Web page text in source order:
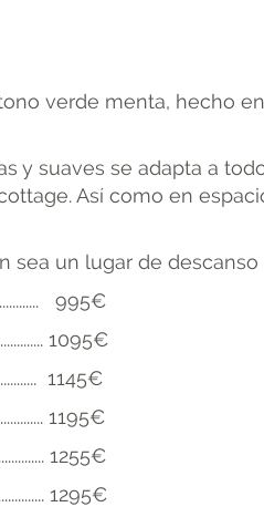
verde menta, hecho
y suaves se adapta a
Así como en
sea un lugar de
995€
1095€
1145€
1195€
1255€
1295€